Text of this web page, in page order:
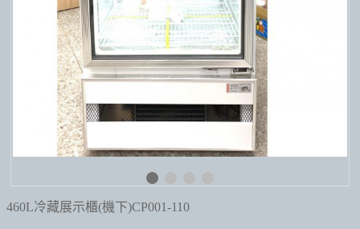
460L冷藏展示櫃(機下)CP001-110